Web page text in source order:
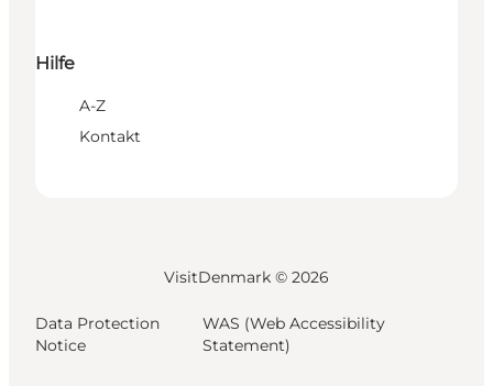
Hilfe
A-Z
Kontakt
VisitDenmark © 2026
Data Protection
Notice
WAS (Web Accessibility
Statement)